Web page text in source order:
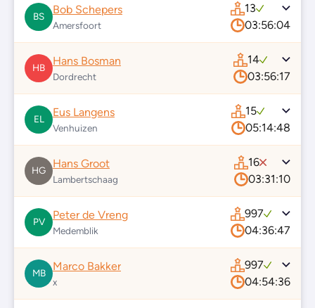
BS
Bob Schepers
Amersfoort
13
03:56:04
HB
Hans Bosman
Dordrecht
14
03:56:17
EL
Eus Langens
Venhuizen
15
05:14:48
HG
Hans Groot
Lambertschaag
16
03:31:10
PV
Peter de Vreng
Medemblik
997
04:36:47
MB
Marco Bakker
x
997
04:54:36